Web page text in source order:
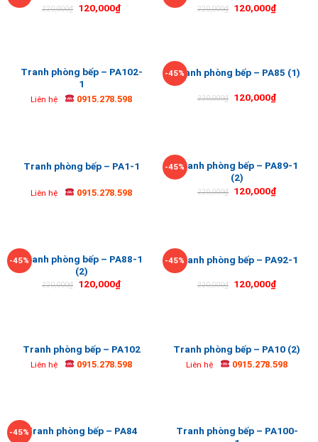
220,000₫ 120,000₫ 220,000₫ 120,000₫
Tranh phòng bếp – PA102-
1
Liên hệ 0915.278.598
-45%Tranh phòng bếp – PA85 (1)
220,000₫ 120,000₫
Tranh phòng bếp – PA1-1
Liên hệ 0915.278.598
-45%Tranh phòng bếp – PA89-1
(2)
220,000₫ 120,000₫
-45%Tranh phòng bếp – PA88-1
(2)
220,000₫ 120,000₫
-45%Tranh phòng bếp – PA92-1
220,000₫ 120,000₫
Tranh phòng bếp – PA102
Liên hệ 0915.278.598
Tranh phòng bếp – PA10 (2)
Liên hệ 0915.278.598
-45%Tranh phòng bếp – PA84
Tranh phòng bếp – PA100-